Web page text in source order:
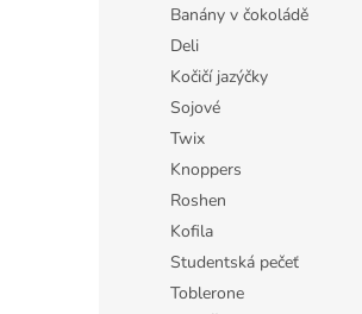
Banány v čokoládě
Deli
Kočičí jazýčky
Sojové
Twix
Knoppers
Roshen
Kofila
Studentská pečeť
Toblerone